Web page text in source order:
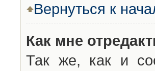
Вернуться к
Как мне
Так же, как и